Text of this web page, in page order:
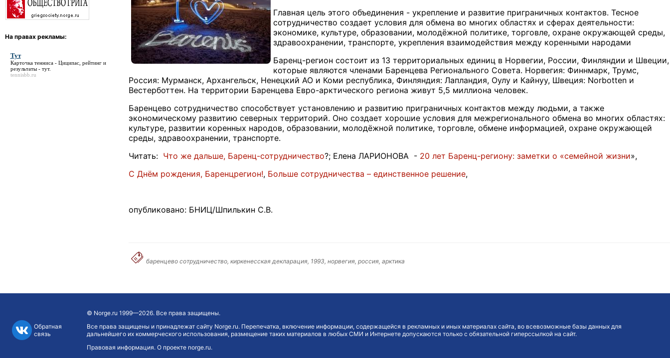
На правах рекламы:
Тут
Карточка тенниса - Циципас, рейтинг и
результаты - тут.
tennisbb.ru
Главная цель этого объединения - укрепление и развитие приграничных контактов. Тесное
сотрудничество создает условия для обмена во многих областях и сферах деятельности:
экономике, культуре, образовании, молодёжной политике, торговле, охране окружающей среды,
здравоохранении, транспорте, укрепления взаимодействия между коренными народами
Баренц-регион состоит из 13 территориальных единиц в Норвегии, России, Финляндии и Швеции,
которые являются членами Баренцева Регионального Совета. Норвегия: Финнмарк, Трумс,
Россия: Мурманск, Архангельск, Ненецкий АО и Коми республика, Финляндия: Лапландия, Оулу и Кайнуу, Швеция: Norbotten и
Вестерботтен. На территории Баренцева Евро-арктического региона живут 5,5 миллиона человек.
Баренцево сотрудничество способствует установлению и развитию приграничных контактов между людьми, а также
экономическому развитию северных территорий. Оно создает хорошие условия для межрегионального обмена во многих областях:
культуре, развитии коренных народов, образовании, молодёжной политике, торговле, обмене информацией, охране окружающей
среды, здравоохранении, транспорте.
Читать: Что же дальше, Баренц-сотрудничество?; Елена ЛАРИОНОВА - 20 лет Баренц-региону: заметки о «семейной жизни»,
С Днём рождения, Баренцрегион!, Больше сотрудничества – единственное решение,
опубликовано: БНИЦ/Шпилькин С.В.
баренцево сотрудничество, киркенесская декларация, 1993, норвегия, россия, арктика
Обратная
связь
© Norge.ru 1999—2026. Все права защищены.
Все права защищены и принадлежат сайту Norge.ru. Перепечатка, включение информации, содержащейся в рекламных и иных материалах сайта, во всевозможные базы данных для
дальнейшего их коммерческого использования, размещение таких материалов в любых СМИ и Интернете допускаются только с обязательной гиперссылкой на сайт.
Правовая информация. О проекте norge.ru.